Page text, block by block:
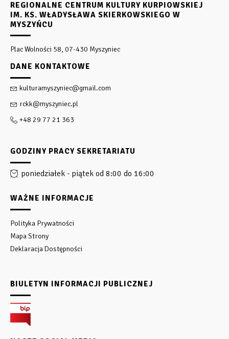
REGIONALNE CENTRUM KULTURY KURPIOWSKIEJ
IM. KS. WŁADYSŁAWA SKIERKOWSKIEGO W
MYSZYŃCU
Plac Wolności 58, 07-430 Myszyniec
DANE KONTAKTOWE
kulturamyszyniec@gmail.com
rckk@myszyniec.pl
+48 29 77 21 363
GODZINY PRACY SEKRETARIATU
poniedziałek - piątek od 8:00 do 16:00
WAŻNE INFORMACJE
Polityka Prywatności
Mapa Strony
Deklaracja Dostępności
BIULETYN INFORMACJI PUBLICZNEJ